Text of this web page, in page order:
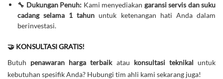
🔧 Dukungan Penuh: Kami menyediakan garansi servis dan suku
cadang selama 1 tahun untuk ketenangan hati Anda dalam
berinvestasi.
🤝 KONSULTASI GRATIS!
Butuh penawaran harga terbaikatau konsultasi teknikal untuk
kebutuhan spesifik Anda? Hubungi tim ahli kami sekarang juga!